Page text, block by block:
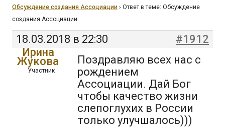
Обсуждение создания Ассоциации › Ответ в теме: Обсуждение
создания Ассоциации
18.03.2018 в 22:30
#1912
Ирина
Жукова
Участник
Поздравляю всех нас с
рождением
Ассоциации. Дай Бог
чтобы качество жизни
слепоглухих в России
только улучшалось)))